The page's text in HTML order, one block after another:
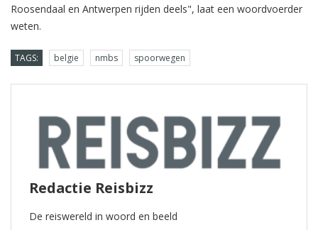
Roosendaal en Antwerpen rijden deels", laat een woordvoerder
weten.
TAGS: belgie nmbs spoorwegen
Redactie Reisbizz
De reiswereld in woord en beeld